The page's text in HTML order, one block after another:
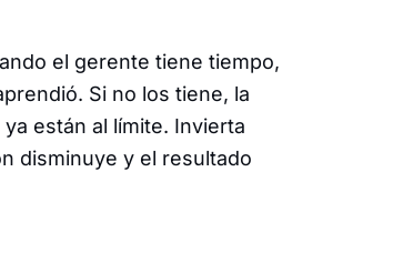
el gerente tiene tiempo,
Si no los tiene, la
están al límite. Invierta
disminuye y el resultado